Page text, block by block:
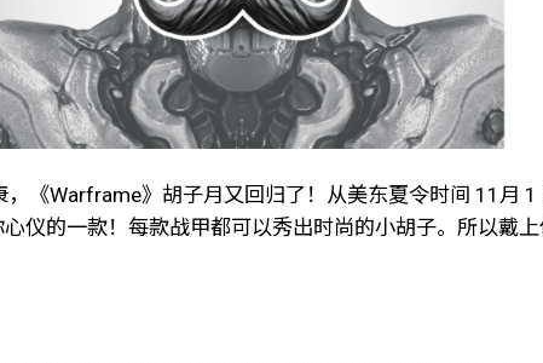
《Warframe》胡子月又回归了！从美东夏令时间 11月
仪的一款！每款战甲都可以秀出时尚的小胡子。所以戴